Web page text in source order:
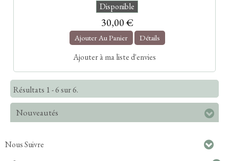
Disponible
30,00 €
Ajouter Au Panier Détails
Ajouter à ma liste d'envies
Résultats 1 - 6 sur 6.
Nouveautés
Nous Suivre